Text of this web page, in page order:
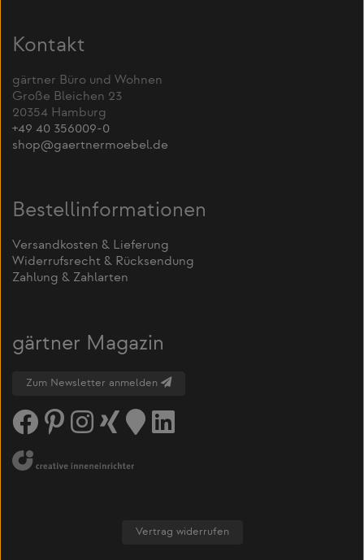
Kontakt
gärtner Büro und Wohnen
Große Bleichen 23
20354 Hamburg
+49 40 356009-0
shop@gaertnermoebel.de
Bestellinformationen
Versandkosten & Lieferung
Widerrufsrecht & Rücksendung
Zahlung & Zahlarten
gärtner Magazin
Zum Newsletter anmelden
Vertrag widerrufen